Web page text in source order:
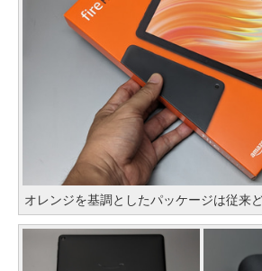
オレンジを基調としたパッケージは従来